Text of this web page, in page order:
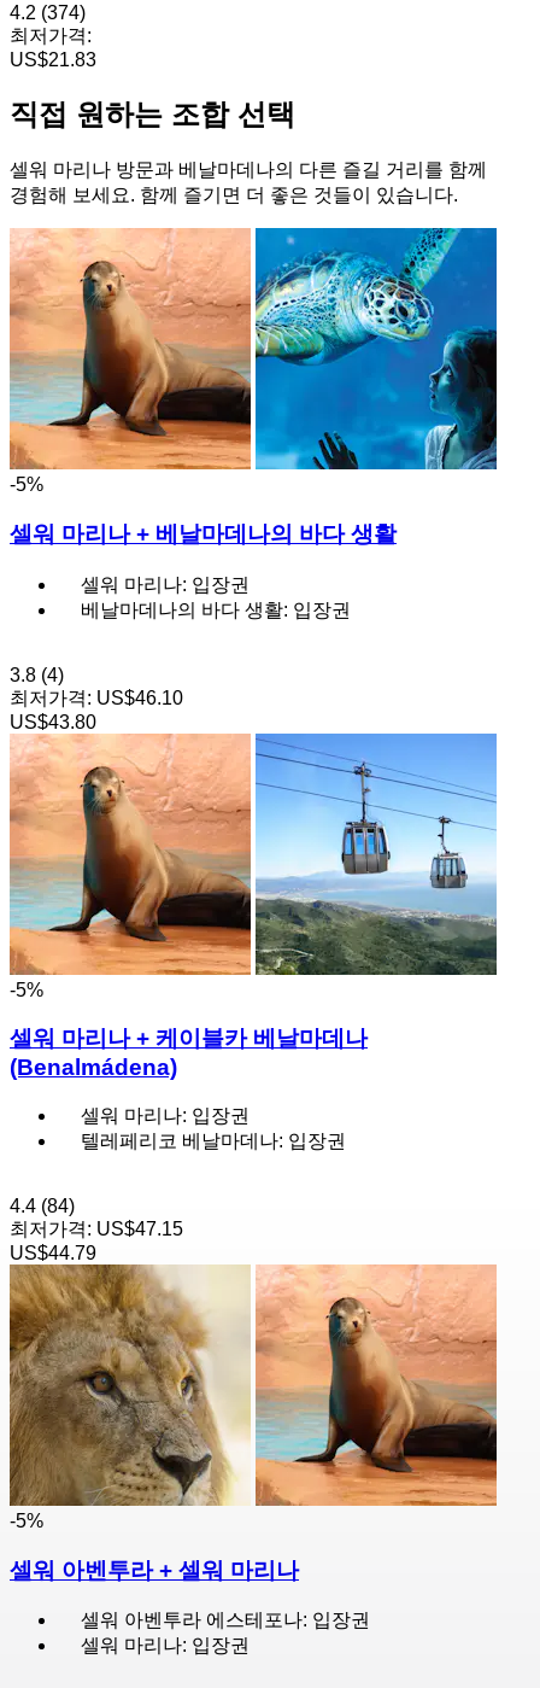
4.2 (374)
최저가격:
US$21.83
직접 원하는 조합 선택
셀워 마리나 방문과 베날마데나의 다른 즐길 거리를 함께
경험해 보세요. 함께 즐기면 더 좋은 것들이 있습니다.
-5%
셀워 마리나 + 베날마데나의 바다 생활
셀워 마리나: 입장권
베날마데나의 바다 생활: 입장권
3.8 (4)
최저가격: US$46.10
US$43.80
-5%
셀워 마리나 + 케이블카 베날마데나
(Benalmádena)
셀워 마리나: 입장권
텔레페리코 베날마데나: 입장권
4.4 (84)
최저가격: US$47.15
US$44.79
-5%
셀워 아벤투라 + 셀워 마리나
셀워 아벤투라 에스테포나: 입장권
셀워 마리나: 입장권